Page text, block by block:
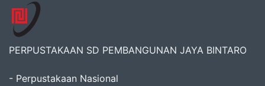
PERPUSTAKAAN SD PEMBANGUNAN JAYA BINTARO
- Perpustakaan Nasional